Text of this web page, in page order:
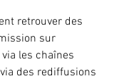
retrouver des
sur
les chaînes
des rediffusions